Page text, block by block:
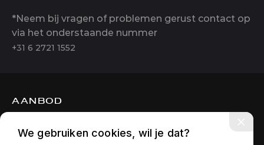
*Neem bij vragen of problemen gerust contact op
via het onderstaande nummer
+31 6 2721 1552
AANBOD
OVER ONS
We gebruiken cookies, wil je dat?